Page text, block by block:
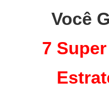
Você
7